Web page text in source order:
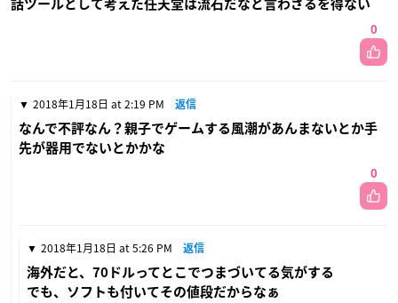
話ツールとして考えた任天堂は流石だなと言わざるを得ない
0
2018年1月18日 at 2:19 PM 返信
なんで不評なん？親子でゲームする風潮があんまないとか手
先が器用でないとかかな
0
2018年1月18日 at 5:26 PM 返信
海外だと、70ドルってとこでつまづいてる気がする
でも、ソフトも付いてその値段だからなぁ